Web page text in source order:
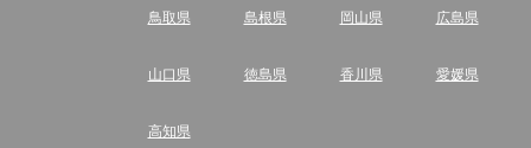
鳥取県 島根県 岡山県 広島県
山口県 徳島県 香川県 愛媛県
高知県